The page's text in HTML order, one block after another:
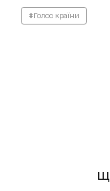
#Голос країни